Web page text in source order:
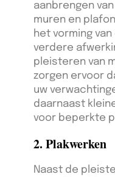
aanbrengen
muren en
het vorming
verdere
pleisteren van
zorgen ervoor
uw
daarnaast
voor beperkte
2. Plakwerken
Naast de